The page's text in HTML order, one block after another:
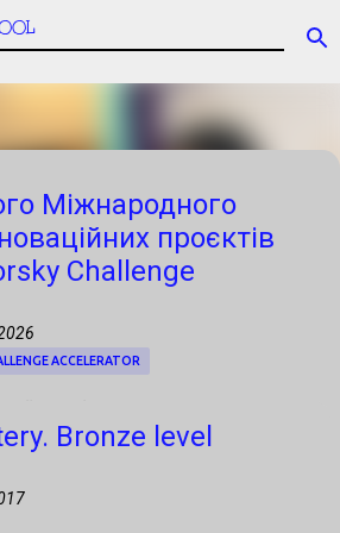
до основного вмісту
Міжнародного
проєктів
Challenge
ACCELERATOR
та технологічні
в Міжнародному
Bronze level